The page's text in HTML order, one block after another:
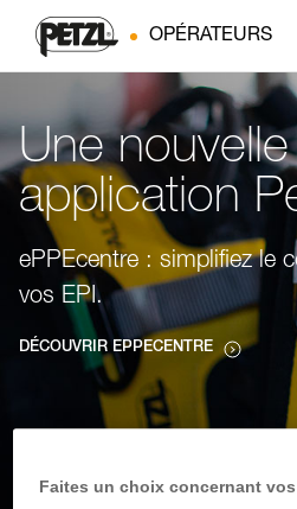
OPÉRATEURS
Une nouvelle
application
ePPEcentre : simplifiez le
vos EPI.
DÉCOUVRIR EPPECENTRE
Faites un choix concernant